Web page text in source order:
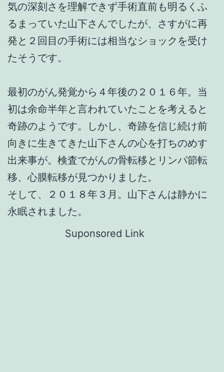
気の深刻さを理解できず手術直前も明るくふ
るまっていた山下さんでしたが、さすがに再
発と２回目の手術には相当なショックを受け
たそうです。
最初のがん発覚から４年後の２０１６年。当
初は余命半年と言われていたことを考えると
奇跡のようです。しかし、奇跡を信じ続け前
向きに生きてきた山下さんの心を打ちのめす
出来事が。検査でがんの骨転移とリンパ節転
移、心膜転移が見つかりました。
そして、２０１８年３月。山下さんは静かに
永眠されました。
Suponsored Link